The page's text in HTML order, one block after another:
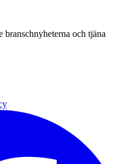
branschnyheterna och tjäna